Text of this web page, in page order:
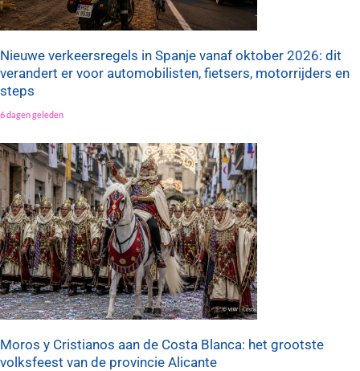
Nieuwe verkeersregels in Spanje vanaf oktober 2026: dit
verandert er voor automobilisten, fietsers, motorrijders en
steps
6 dagen geleden
Moros y Cristianos aan de Costa Blanca: het grootste
volksfeest van de provincie Alicante